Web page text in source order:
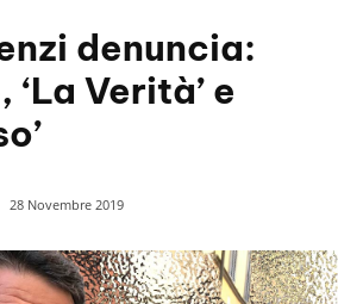
denuncia:
Verità’ e
28 Novembre 2019